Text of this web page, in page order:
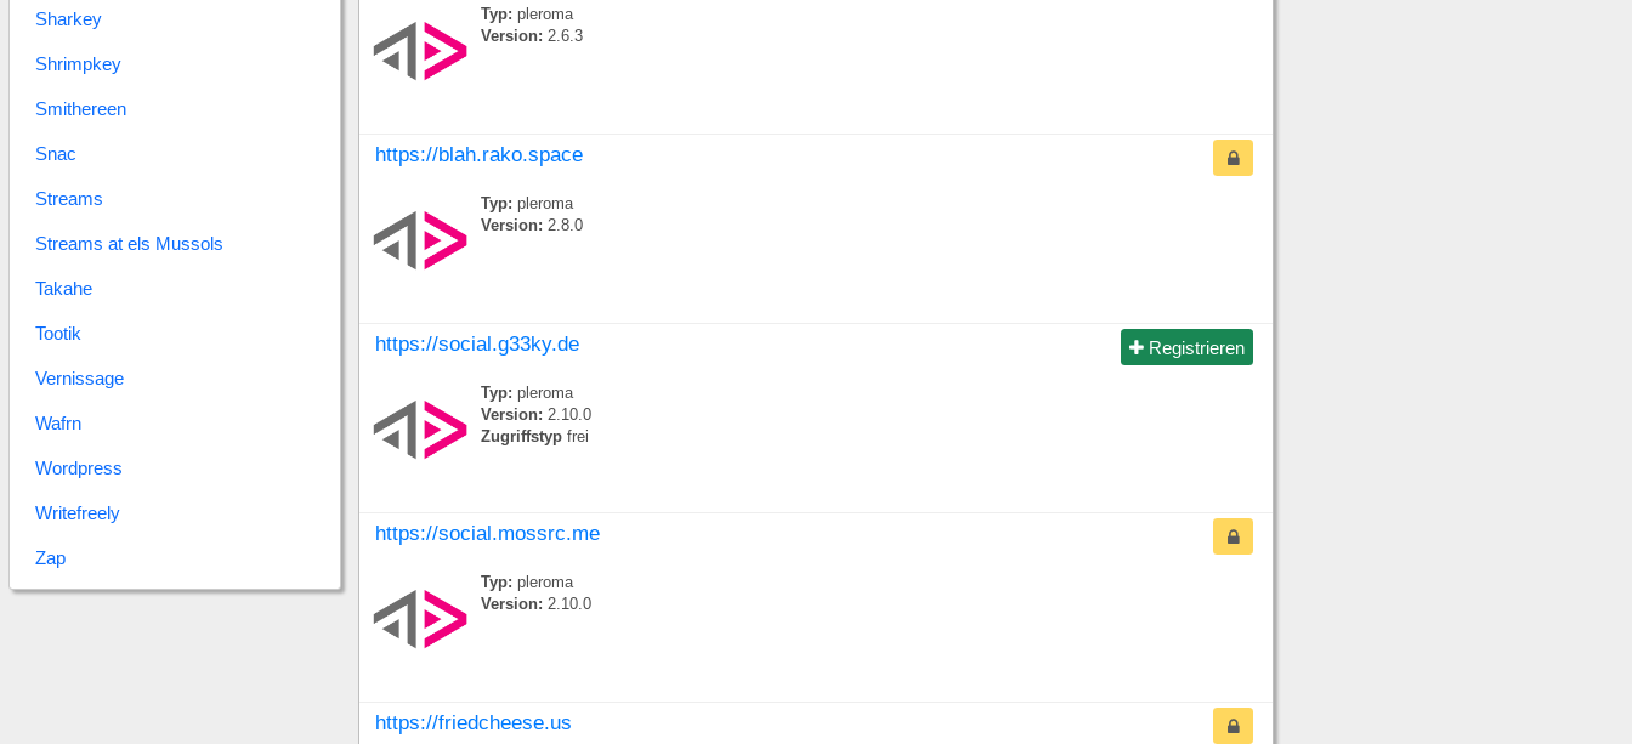
Sharkey
Shrimpkey
Smithereen
Snac
Streams
Streams at els Mussols
Takahe
Tootik
Vernissage
Wafrn
Wordpress
Writefreely
Zap
Typ: pleroma
Version: 2.6.3
https://blah.rako.space
Typ: pleroma
Version: 2.8.0
Registrieren
https://social.g33ky.de
Typ: pleroma
Version: 2.10.0
Zugriffstyp frei
https://social.mossrc.me
Typ: pleroma
Version: 2.10.0
https://friedcheese.us